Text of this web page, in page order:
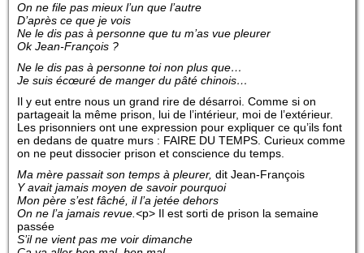
On ne file pas mieux l’un que l’autre
D’après ce que je vois
Ne le dis pas à personne que tu m’as vue pleurer
Ok Jean-François ?
Ne le dis pas à personne toi non plus que…
Je suis écœuré de manger du pâté chinois…
Il y eut entre nous un grand rire de désarroi. Comme si on
partageait la même prison, lui de l’intérieur, moi de l’extérieur.
Les prisonniers ont une expression pour expliquer ce qu’ils font
en dedans de quatre murs : FAIRE DU TEMPS. Curieux comme
on ne peut dissocier prison et conscience du temps.
Ma mère passait son temps à pleurer, dit Jean-François
Y avait jamais moyen de savoir pourquoi
Mon père s’est fâché, il l’a jetée dehors
On ne l’a jamais revue.<p> Il est sorti de prison la semaine
passée
S’il ne vient pas me voir dimanche